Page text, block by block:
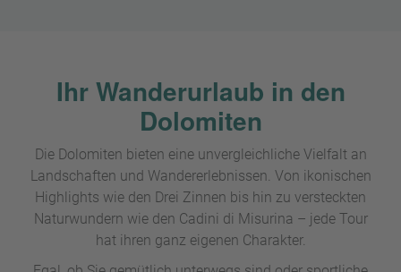
Ihr Wanderurlaub in den
Dolomiten
Die Dolomiten bieten eine unvergleichliche Vielfalt an
Landschaften und Wandererlebnissen. Von ikonischen
Highlights wie den Drei Zinnen bis hin zu versteckten
Naturwundern wie den Cadini di Misurina – jede Tour
hat ihren ganz eigenen Charakter.